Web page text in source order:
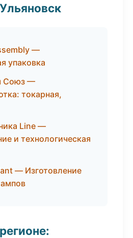
—
упаковка
Союз —
токарная,
Line —
и технологическая
— Изготовление